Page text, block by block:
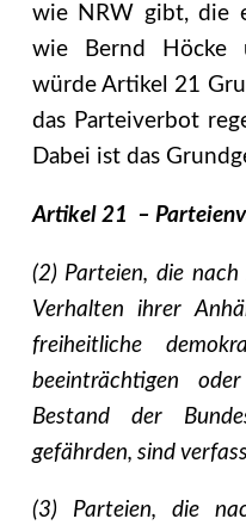
wie NRW gibt, die
wie Bernd Höcke
würde Artikel 21
das Parteiverbot
Dabei ist das
Artikel 21 –
(2) Parteien, die
Verhalten ihrer
freiheitliche
beeinträchtigen
Bestand der
gefährden, sind
(3) Parteien, die